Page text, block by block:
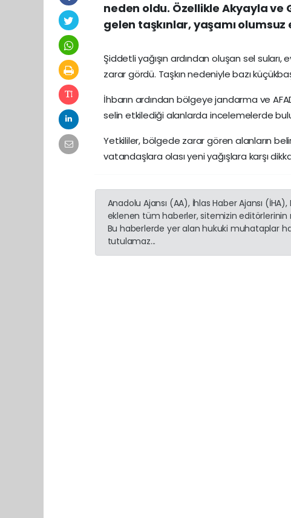
neden oldu. Özellikle Akyayla
gelen taşkınlar, yaşamı olumsuz
Şiddetli yağışın ardından oluşan sel
zarar gördü. Taşkın nedeniyle bazı
İhbarın ardından bölgeye jandarma ve
selin etkilediği alanlarda incelemelerde
Yetkililer, bölgede zarar gören alanların
vatandaşlara olası yeni yağışlara karşı
Anadolu Ajansı (AA), İhlas Haber Ajansı
eklenen tüm haberler, sitemizin
Bu haberlerde yer alan hukuki muhataplar
tutulamaz...